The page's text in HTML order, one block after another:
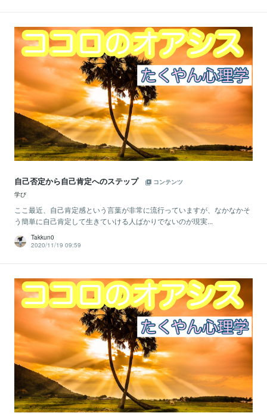
自己否定から自己肯定へのステップ
コンテンツ
学び
ここ最近、自己肯定感という言葉が非常に流行っていますが、なかなかそ
う簡単に自己肯定して生きていける人ばかりでないのが現実...
Takkun0
2020/11/19 09:59